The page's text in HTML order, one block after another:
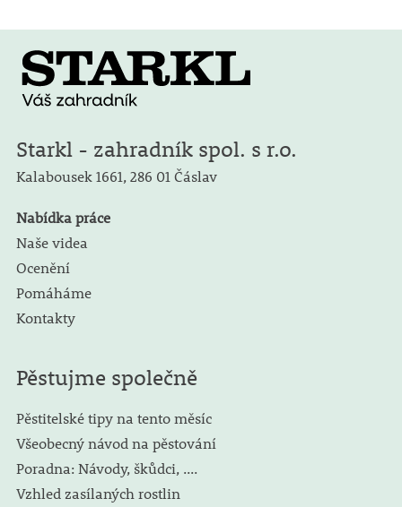
Starkl - zahradník spol. s r.o.
Kalabousek 1661, 286 01 Čáslav
Nabídka práce
Naše videa
Ocenění
Pomáháme
Kontakty
Pěstujme společně
Pěstitelské tipy na tento měsíc
Všeobecný návod na pěstování
Poradna: Návody, škůdci, ....
Vzhled zasílaných rostlin